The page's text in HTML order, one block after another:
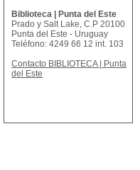
Biblioteca | Punta del Este
Prado y Salt Lake, C.P 20100
Punta del Este - Uruguay
Teléfono: 4249 66 12 int. 103
Contacto BIBLIOTECA | Punta
del Este